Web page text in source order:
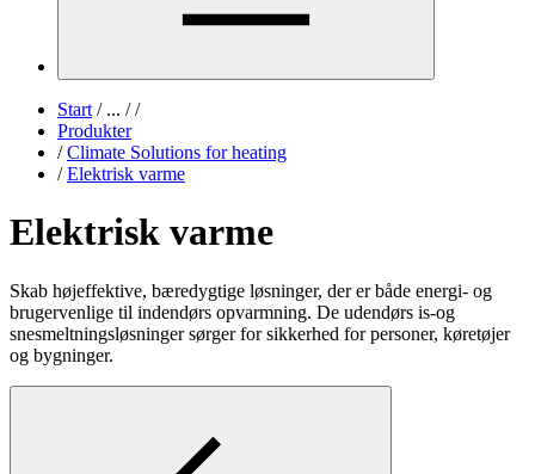
Start /... / /
Produkter
/ Climate Solutions for heating
/ Elektrisk varme
Elektrisk varme
Skab højeffektive, bæredygtige løsninger, der er både energi- og
brugervenlige til indendørs opvarmning. De udendørs is-og
snesmeltningsløsninger sørger for sikkerhed for personer, køretøjer
og bygninger.